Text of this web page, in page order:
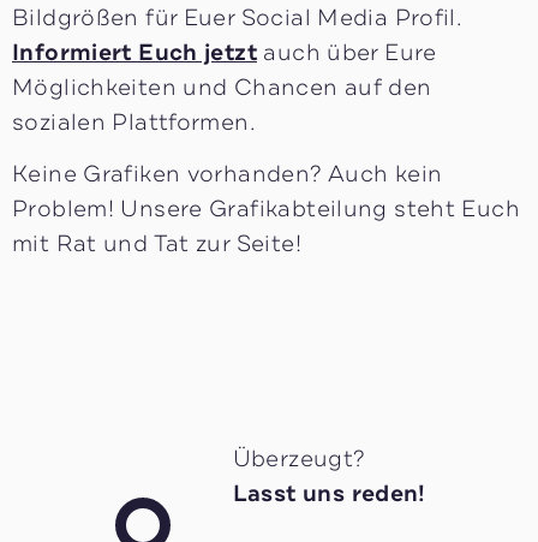
Bildgrößen für Euer Social Media Profil.
Informiert Euch jetztauch über Eure
Möglichkeiten und Chancen auf den
sozialen Plattformen.
Keine Grafiken vorhanden? Auch kein
Problem! Unsere Grafikabteilung steht Euch
mit Rat und Tat zur Seite!
Überzeugt?
Lasst uns reden!